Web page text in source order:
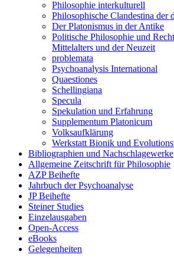
Philosophie interkulturell
Philosophische Clandestina der
Der Platonismus in der Antike
Politische Philosophie und
Mittelalters und der Neuzeit
problemata
Psychoanalysis International
Quaestiones
Schellingiana
Specula
Spekulation und Erfahrung
Supplementum Platonicum
Volksaufklärung
Werkstatt Bionik und
Bibliographien und Nachschlagewerke
Allgemeine Zeitschrift für Philosophie
AZP Beihefte
Jahrbuch der Psychoanalyse
JP Beihefte
Steiner Studies
Einzelausgaben
Open-Access
eBooks
Gelegenheiten